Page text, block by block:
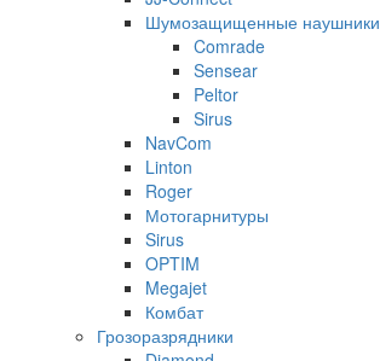
Шумозащищенные наушники
Comrade
Sensear
Peltor
Sirus
NavCom
Linton
Roger
Мотогарнитуры
Sirus
OPTIM
Megajet
Комбат
Грозоразрядники